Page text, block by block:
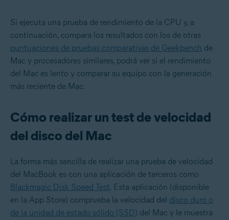
Si ejecuta una prueba de rendimiento de la CPU y, a
continuación, compara los resultados con los de otras
puntuaciones de pruebas comparativas de Geekbench de
Mac y procesadores similares, podrá ver si el rendimiento
del Mac es lento y comparar su equipo con la generación
más reciente de Mac.
Cómo realizar un test de velocidad
del disco del Mac
La forma más sencilla de realizar una prueba de velocidad
del MacBook es con una aplicación de terceros como
Blackmagic Disk Speed Test. Esta aplicación (disponible
en la App Store) comprueba la velocidad del disco duro o
de la unidad de estado sólido (SSD) del Mac y le muestra